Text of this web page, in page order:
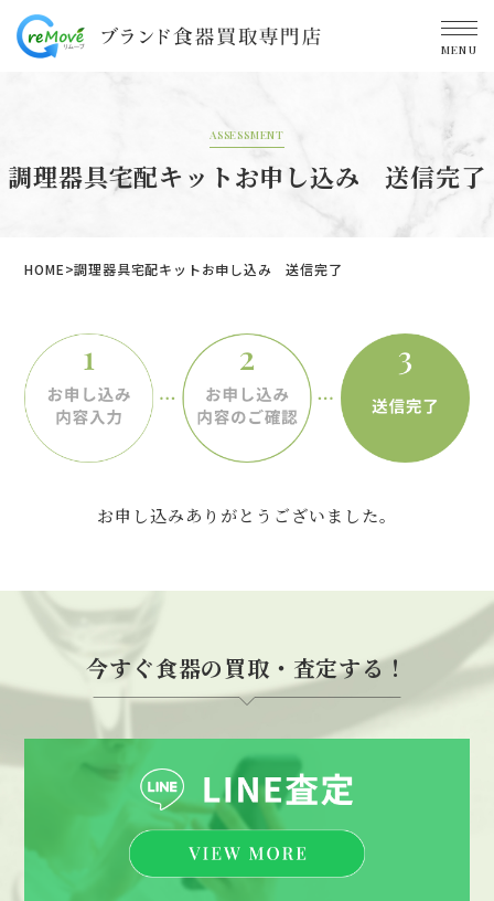
MENU
ASSESSMENT
調理器具宅配キットお申し込み 送信完了
HOME 調理器具宅配キットお申し込み 送信完了
お申し込みありがとうございました。
今すぐ食器の買取・査定する！